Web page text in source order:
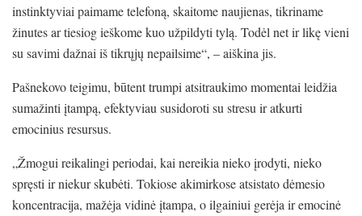
instinktyviai paimame telefoną, skaitome naujienas, tikriname
žinutes ar tiesiog ieškome kuo užpildyti tylą. Todėl net ir likę vieni
su savimi dažnai iš tikrųjų nepailsime“, – aiškina jis.
Pašnekovo teigimu, būtent trumpi atsitraukimo momentai leidžia
sumažinti įtampą, efektyviau susidoroti su stresu ir atkurti
emocinius resursus.
„Žmogui reikalingi periodai, kai nereikia nieko įrodyti, nieko
spręsti ir niekur skubėti. Tokiose akimirkose atsistato dėmesio
koncentracija, mažėja vidinė įtampa, o ilgainiui gerėja ir emocinė